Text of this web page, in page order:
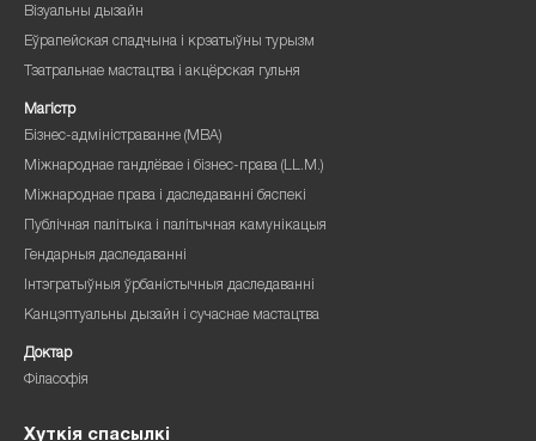
Візуальны дызайн
Еўрапейская спадчына і крэатыўны турызм
Тэатральнае мастацтва і акцёрская гульня
Магістр
Бізнес-адміністраванне (MBA)
Міжнароднае гандлёвае і бізнес-права (LL.M.)
Міжнароднае права і даследаванні бяспекі
Публічная палітыка і палітычная камунікацыя
Гендарныя даследаванні
Інтэгратыўныя ўрбаністычныя даследаванні
Канцэптуальны дызайн і сучаснае мастацтва
Доктар
Філасофія
Хуткія спасылкі